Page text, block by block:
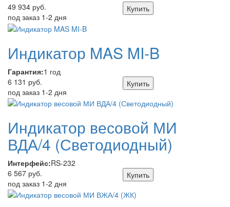
49 934 руб.
под заказ 1-2 дня
Купить
Индикатор MAS MI-B
Гарантия:1 год
6 131 руб.
под заказ 1-2 дня
Купить
Индикатор весовой МИ
ВДА/4 (Светодиодный)
Интерфейс:RS-232
6 567 руб.
под заказ 1-2 дня
Купить